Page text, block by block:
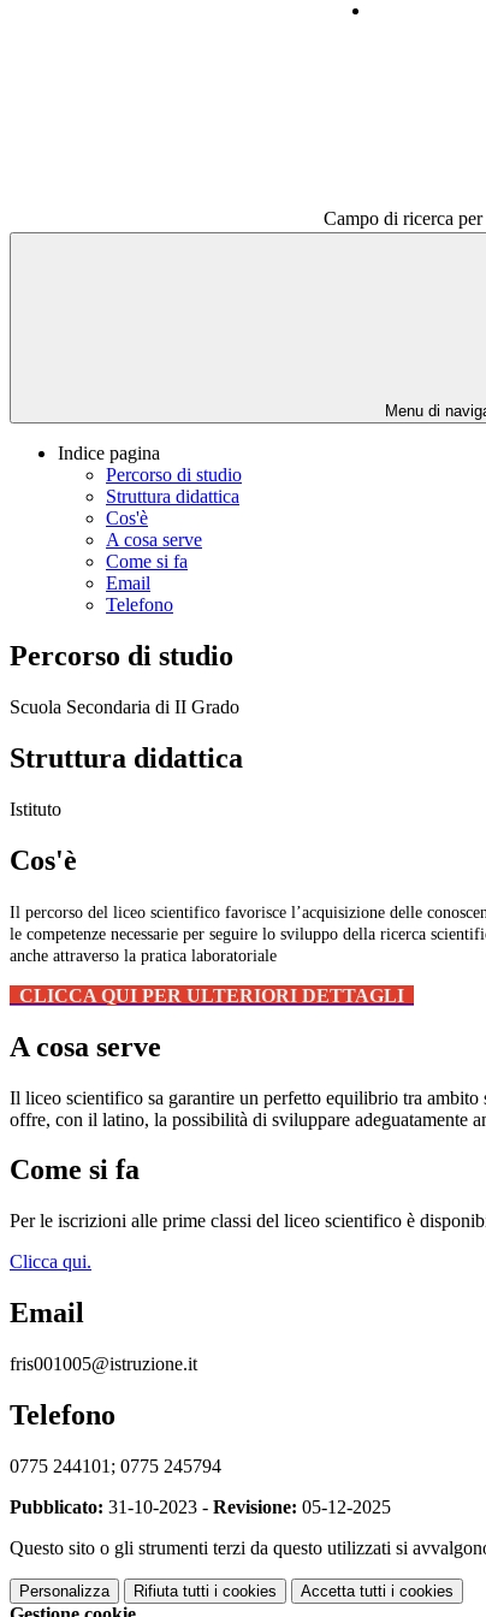
Campo di ricerca
Menu di
Indice pagina
Percorso di studio
Struttura didattica
Cos'è
A cosa serve
Come si fa
Email
Telefono
Percorso di studio
Scuola Secondaria di II Grado
Struttura didattica
Istituto
Cos'è
Il percorso del liceo scientifico favorisce l’acquisizione delle
le competenze necessarie per seguire lo sviluppo della ricerca
anche attraverso la pratica laboratoriale
CLICCA QUI PER ULTERIORI DETTAGLI
A cosa serve
Il liceo scientifico sa garantire un perfetto equilibrio tra
offre, con il latino, la possibilità di sviluppare adeguatamente
Come si fa
Per le iscrizioni alle prime classi del liceo scientifico è
Clicca qui.
Email
fris001005@istruzione.it
Telefono
0775 244101; 0775 245794
Pubblicato: 31-10-2023 - Revisione: 05-12-2025
Questo sito o gli strumenti terzi da questo utilizzati si
Personalizza Rifiuta tutti i cookies Accetta tutti i cookies